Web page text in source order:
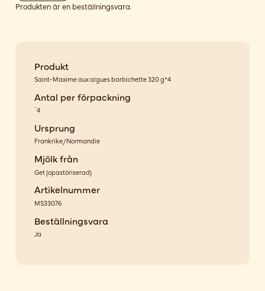
Produkten är en beställningsvara.
Produkt
Saint-Maxime aux algues barbichette 320 g*4
Antal per förpackning
¨4
Ursprung
Frankrike/Normandie
Mjölk från
Get(opastöriserad)
Artikelnummer
MS33076
Beställningsvara
Ja